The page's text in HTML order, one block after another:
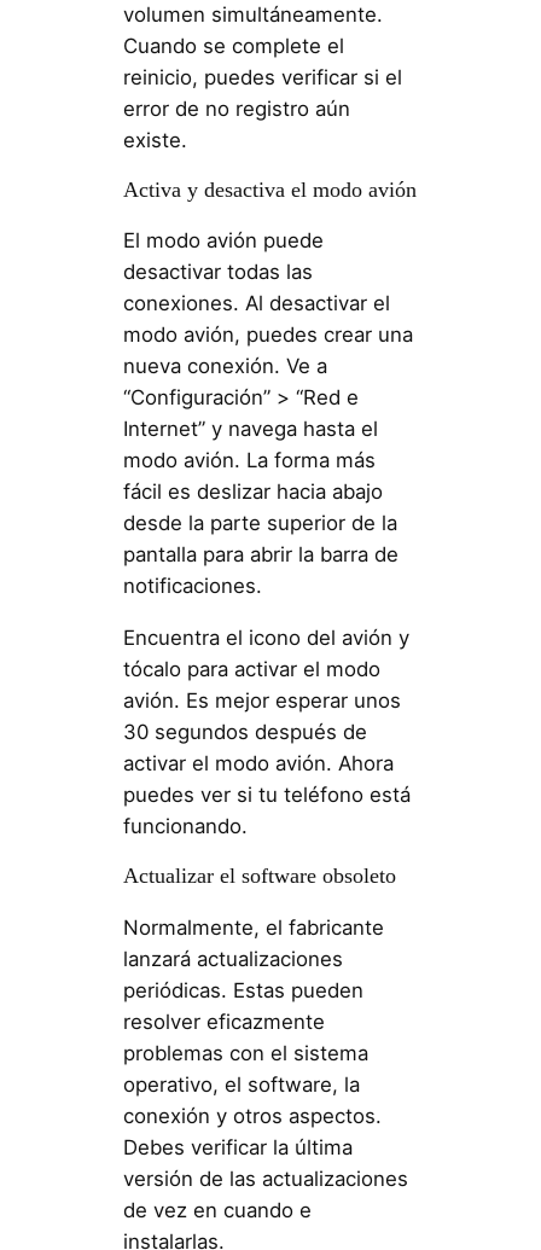
volumen simultáneamente.
Cuando se complete el
reinicio, puedes verificar si el
error de no registro aún
existe.
Activa y desactiva el modo avión
El modo avión puede
desactivar todas las
conexiones. Al desactivar el
modo avión, puedes crear una
nueva conexión. Ve a
“Configuración” > “Red e
Internet” y navega hasta el
modo avión. La forma más
fácil es deslizar hacia abajo
desde la parte superior de la
pantalla para abrir la barra de
notificaciones.
Encuentra el icono del avión y
tócalo para activar el modo
avión. Es mejor esperar unos
30 segundos después de
activar el modo avión. Ahora
puedes ver si tu teléfono está
funcionando.
Actualizar el software obsoleto
Normalmente, el fabricante
lanzará actualizaciones
periódicas. Estas pueden
resolver eficazmente
problemas con el sistema
operativo, el software, la
conexión y otros aspectos.
Debes verificar la última
versión de las actualizaciones
de vez en cuando e
instalarlas.